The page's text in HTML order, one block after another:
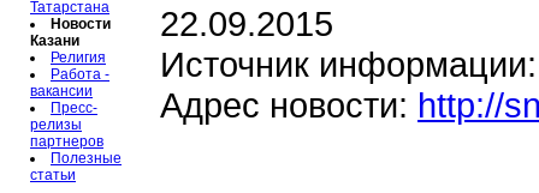
Татарстана
Новости
Казани
Религия
Работа -
вакансии
Пресс-
релизы
партнеров
Полезные
статьи
22.09.2015
Источник
Адрес новости: http://